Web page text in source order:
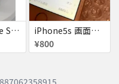
AQUOS Sense SH-01K 若干訳アリ
iPhone5s 画面焼付
¥800